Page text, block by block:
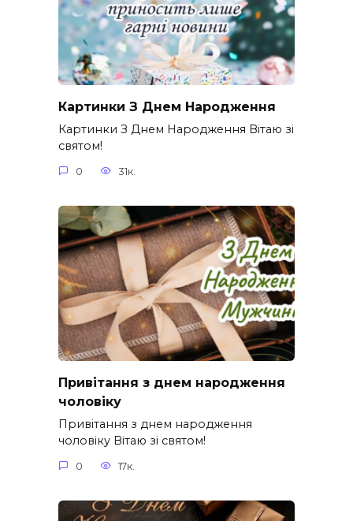
Картинки З Днем Народження
Картинки З Днем Народження Вітаю зі
святом!
0 31к.
Привітання з днем народження
чоловіку
Привітання з днем народження
чоловіку Вітаю зі святом!
0 17к.